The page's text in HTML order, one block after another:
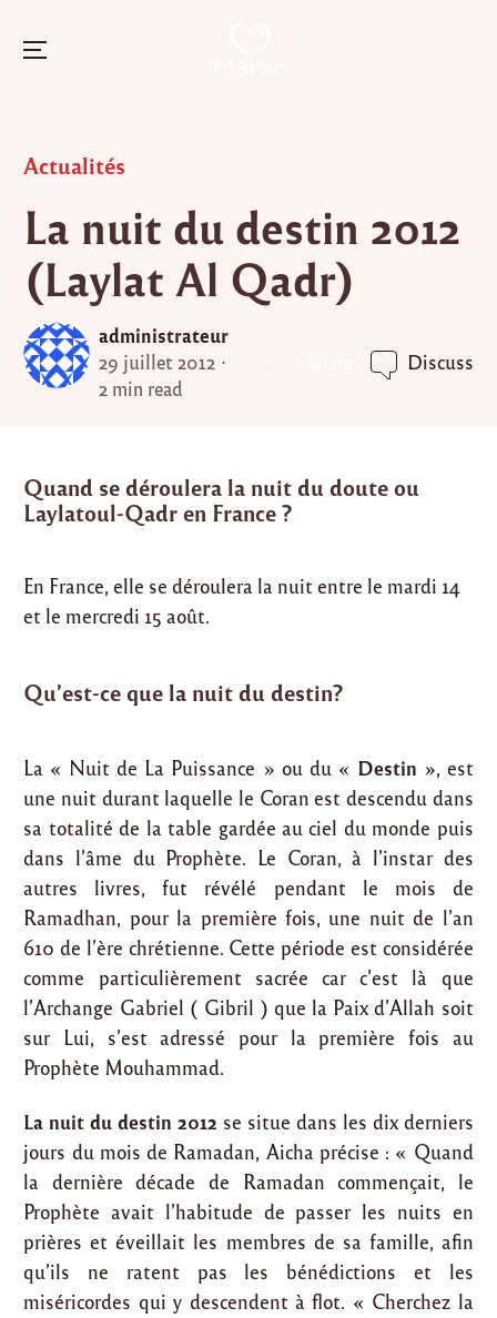
content
Menu
Posted
Actualités
La nuit du destin 2012
(Laylat Al Qadr)
administrateur
29 juillet 2012
2 min read
Discuss
Quand se déroulera la nuit du doute ou
Laylatoul-Qadr en France ?
En France, elle se déroulera la nuit entre le mardi 14
et le mercredi 15 août.
Qu’est-ce que la nuit du destin?
La « Nuit de La Puissance » ou du « Destin », est
une nuit durant laquelle le Coran est descendu dans
sa totalité de la table gardée au ciel du monde puis
dans l’âme du Prophète. Le Coran, à l’instar des
autres livres, fut révélé pendant le mois de
Ramadhan, pour la première fois, une nuit de l’an
610 de l’ère chrétienne. Cette période est considérée
comme particulièrement sacrée car c’est là que
l’Archange Gabriel ( Gibril ) que la Paix d’Allah soit
sur Lui, s’est adressé pour la première fois au
Prophète Mouhammad.
La nuit du destin 2012 se situe dans les dix derniers
jours du mois de Ramadan, Aicha précise : « Quand
la dernière décade de Ramadan commençait, le
Prophète avait l’habitude de passer les nuits en
prières et éveillait les membres de sa famille, afin
qu’ils ne ratent pas les bénédictions et les
miséricordes qui y descendent à flot. « Cherchez la